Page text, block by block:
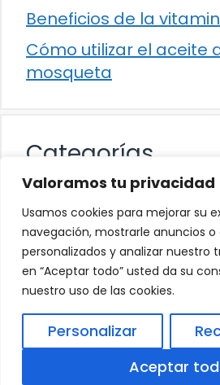
Valoramos tu privacidad
Usamos cookies para mejorar su
navegación, mostrarle anuncios
personalizados y analizar nuestro
en “Aceptar todo” usted da su
nuestro uso de las cookies.
Personalizar
Aceptar
Beneficios de la
Cómo utilizar el aceite
mosqueta
Categorías
Alimentación
Destacados
Hogar
Salud
Política de
Política de